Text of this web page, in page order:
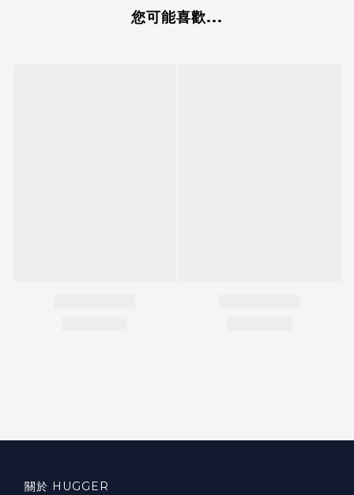
您可能喜歡...
關於 HUGGER